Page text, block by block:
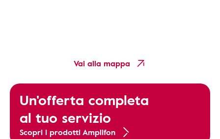
Vai alla mappa
Un'offerta completa
al tuo servizio
Scopri i prodotti Amplifon